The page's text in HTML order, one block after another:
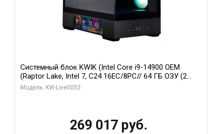
Системный блок KWIK (Intel Core i9-14900 OEM
(Raptor Lake, Intel 7, C24 16EC/8PC// 64 ГБ ОЗУ (2
модуля)/ Palit RTX5080 GAMINGPRO OC 16GB GDDR7
Модель: KW-Live0052
269 017 руб.